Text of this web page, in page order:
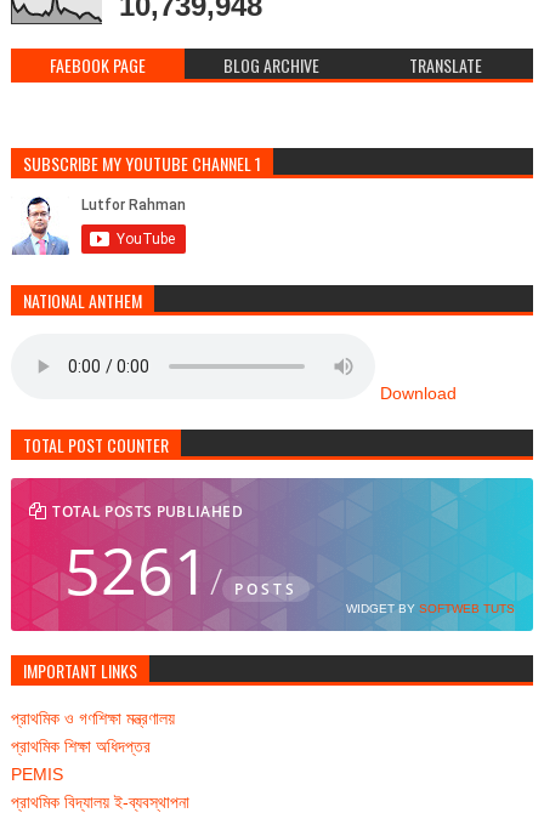
FAEBOOK PAGE BLOG ARCHIVE TRANSLATE
SUBSCRIBE MY YOUTUBE CHANNEL 1
NATIONAL ANTHEM
Download
TOTAL POST COUNTER
TOTAL POSTS PUBLIAHED
5261/ POSTS
WIDGET BYSOFTWEB TUTS
IMPORTANT LINKS
প্রাথমিক ও গণশিক্ষা মন্ত্রণালয়
প্রাথমিক শিক্ষা অধিদপ্তর
PEMIS
প্রাথমিক বিদ্যালয় ই-ব্যবস্থাপনা